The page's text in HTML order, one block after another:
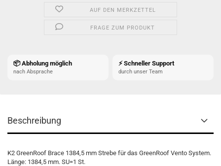
AUF DEN MERKZETTEL
FRAGE ZUM PRODUKT
📦 Abholung möglich
nach Absprache
⚡ Schneller Support
durch unser Team
Beschreibung
K2 GreenRoof Brace 1384,5 mm Strebe für das GreenRoof Vento System.
Länge: 1384,5 mm. SU=1 St.